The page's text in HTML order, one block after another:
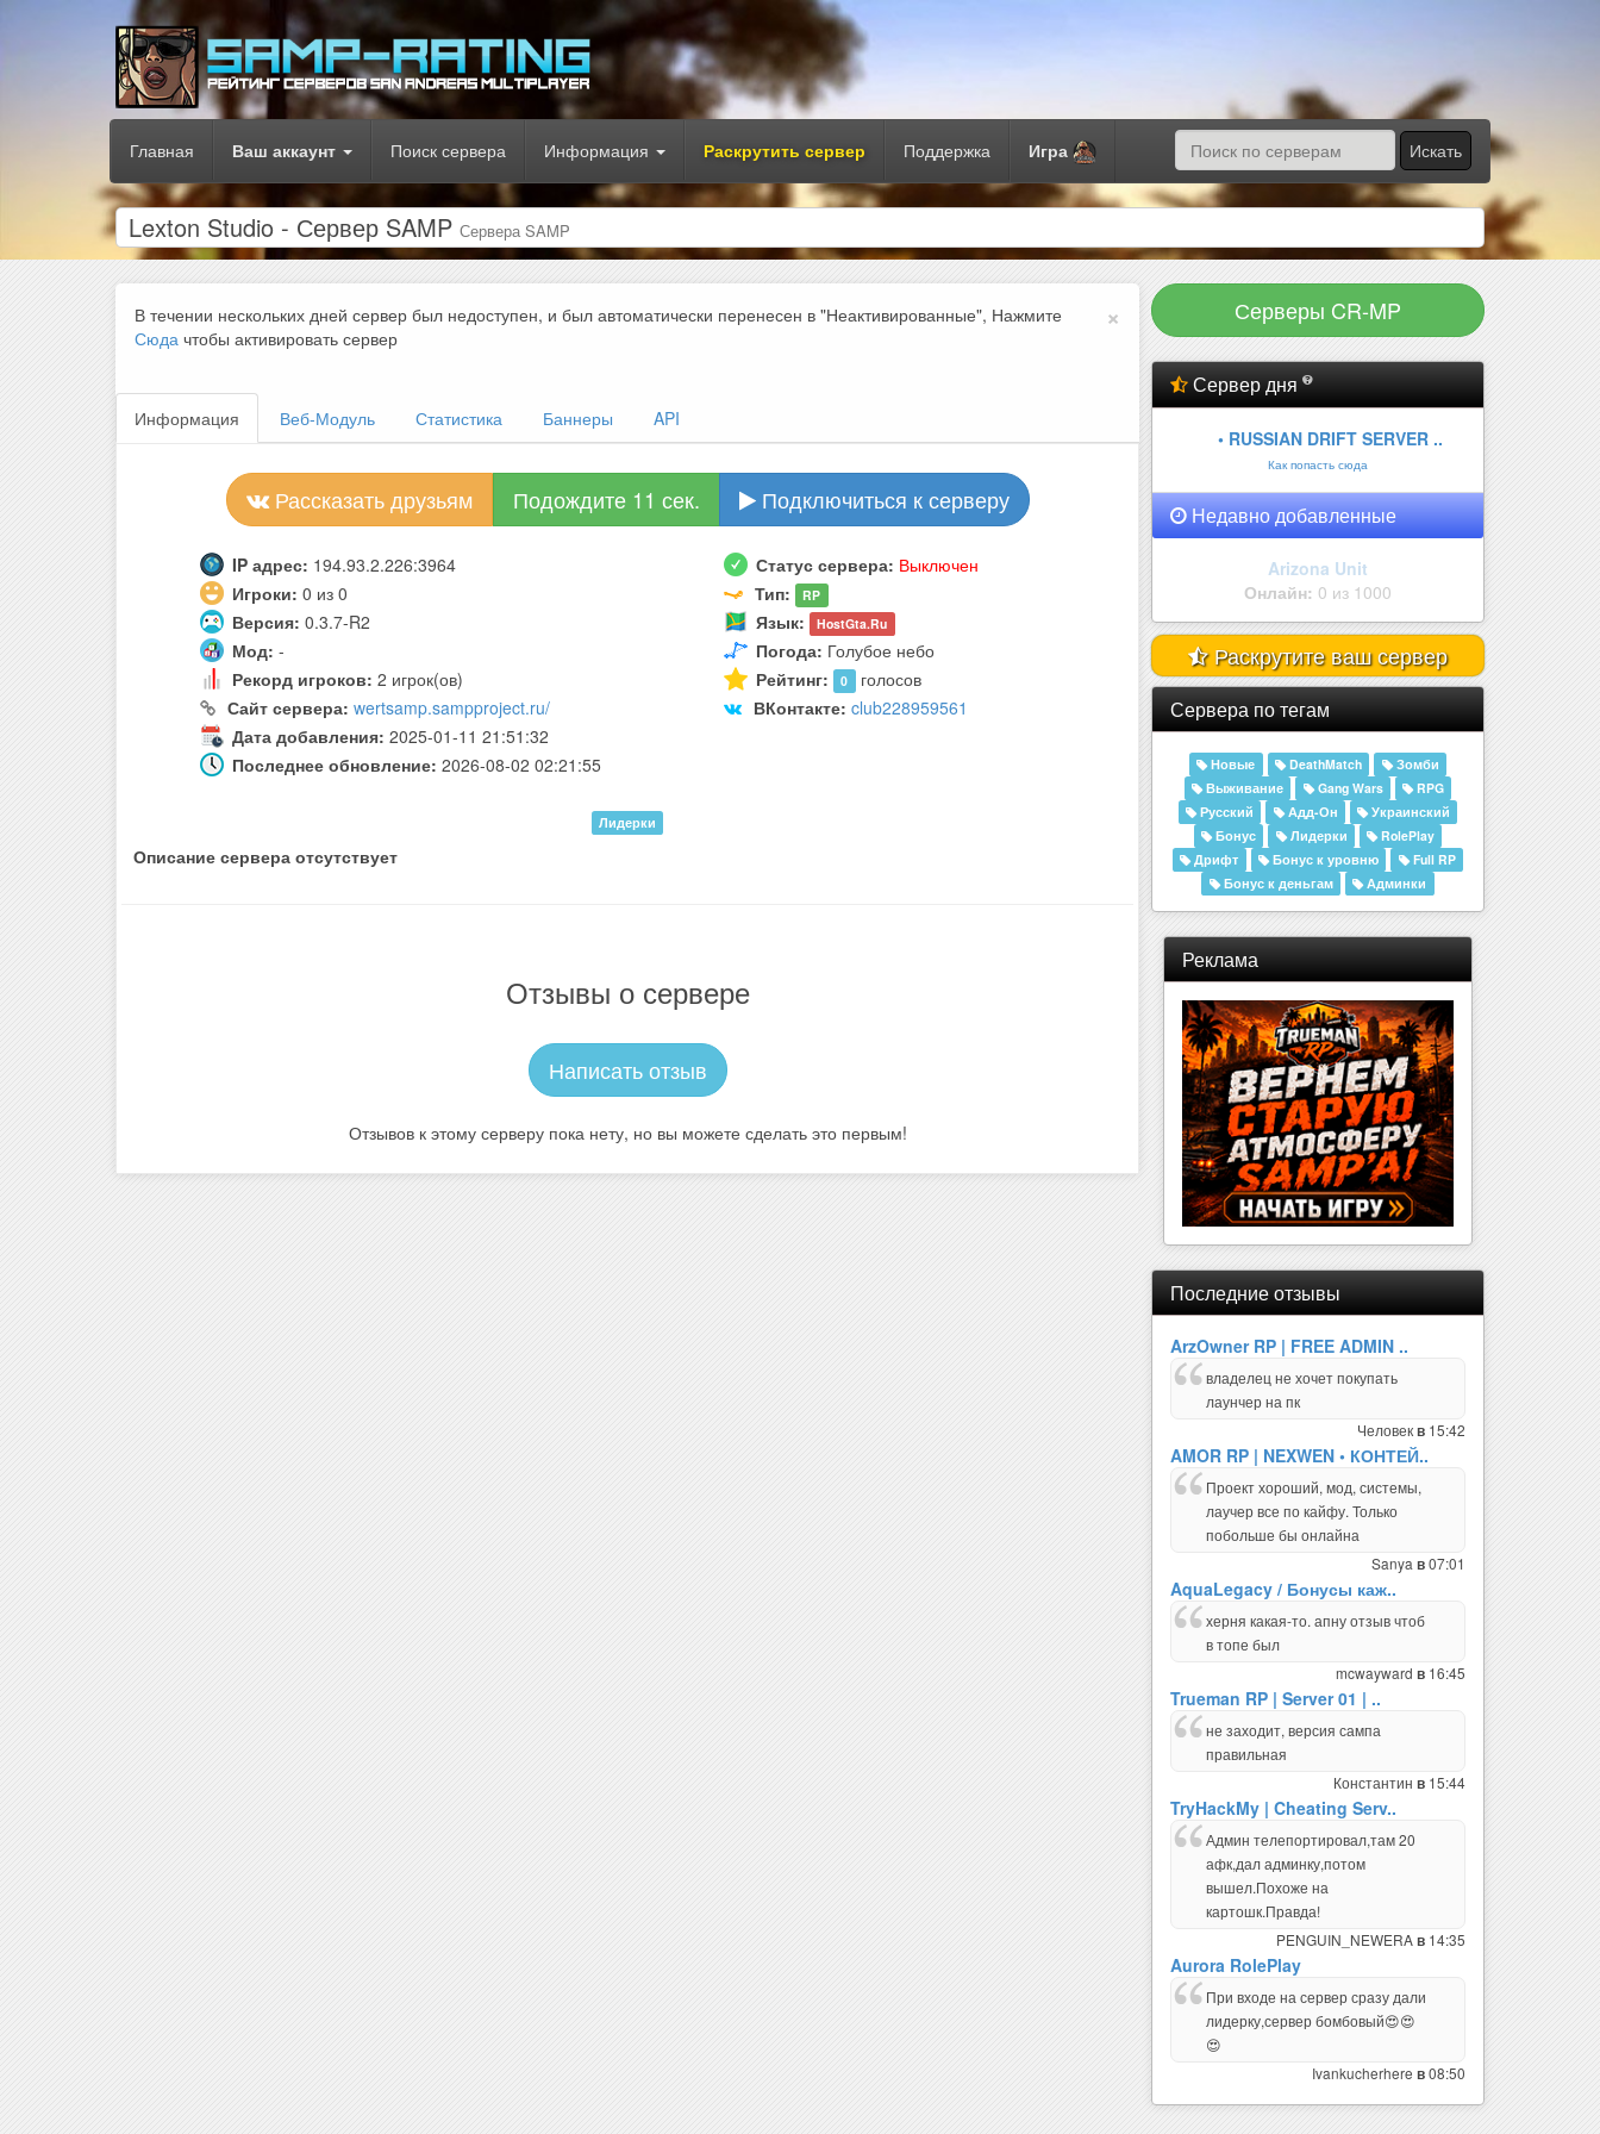
Главная Ваш аккаунт Поиск сервера Информация Раскрутить сервер Поддержка Игра Искать
Lexton Studio - Сервер SAMP Сервера SAMP
×
В течении нескольких дней сервер был недоступен, и был автоматически перенесен в "Неактивированные", Нажмите
Сюда чтобы активировать сервер
Информация Веб-Модуль Статистика Баннеры API
Рассказать друзьям Подождите 10 сек. Подключиться к серверу
IP адрес: 194.93.2.226:3964 Статус сервера: Выключен
Игроки: 0 из 0 Тип: RP
Версия: 0.3.7-R2 Язык: HostGta.Ru
Мод: - Погода: Голубое небо
Рекорд игроков: 2 игрок(ов) Рейтинг: 0 голосов
Сайт сервера: wertsamp.sampproject.ru/ ВКонтакте: club228959561
Дата добавления: 2025-01-11 21:51:32
Последнее обновление: 2026-08-02 02:21:55
Лидерки
Описание сервера отсутствует
Отзывы о сервере
Написать отзыв
Отзывов к этому серверу пока нету, но вы можете сделать это первым!
Серверы CR-MP
Сервер дня
• RUSSIAN DRIFT SERVER ..
Как попасть сюда
Недавно добавленные
Arizona BYBADR | Ser | Ждём им..
Онлайн: 0 из 1000
Раскрутите ваш сервер
Сервера по тегам
Новые DeathMatch
Зомби
Выживание
Gang Wars
RPG
Русский
Адд-Он
Украинский
Бонус
Лидерки
RolePlay
Дрифт
Бонус к уровню
Full RP
Бонус к деньгам
Админки
Реклама
Последние отзывы
ArzOwner RP | FREE ADMIN ..
владелец не хочет покупать
лаунчер на пк
Человекв 15:42
AMOR RP | NEXWEN • КОНТЕЙ..
Проект хороший, мод, системы,
лаучер все по кайфу. Только
побольше бы онлайна
Sanya в07:01
AquaLegacy / Бонусы каж..
херня какая-то. апну отзыв чтоб
в топе был
mcwayward в 16:45
Trueman RP | Server 01 | ..
не заходит, версия сампа
правильная
Константин в 15:44
TryHackMy | Cheating Serv..
Админ телепортировал,там 20
афк,дал админку,потом
вышел.Похоже на
картошк.Правда!
PENGUIN_NEWERAв 14:35
Aurora RolePlay
При входе на сервер сразу дали
лидерку,сервер бомбовый😍😍
😍
Ivankucherhere в08:50